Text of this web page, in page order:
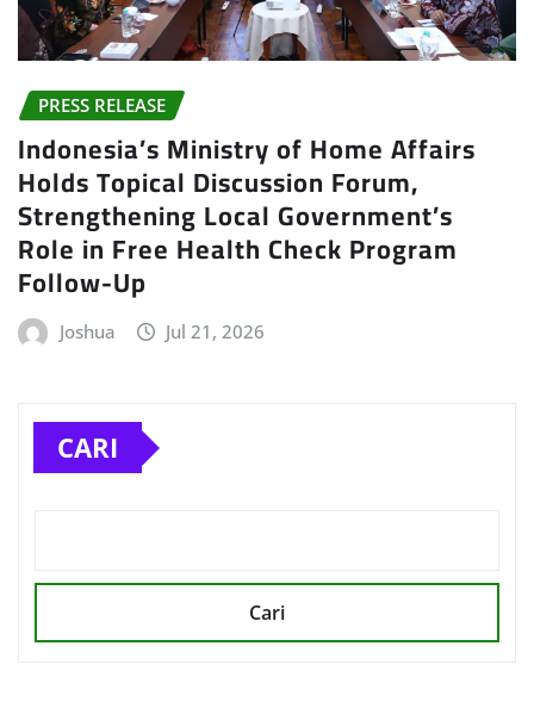
PRESS RELEASE
Indonesia’s Ministry of Home Affairs
Holds Topical Discussion Forum,
Strengthening Local Government’s
Role in Free Health Check Program
Follow-Up
Joshua Jul 21, 2026
CARI
Cari